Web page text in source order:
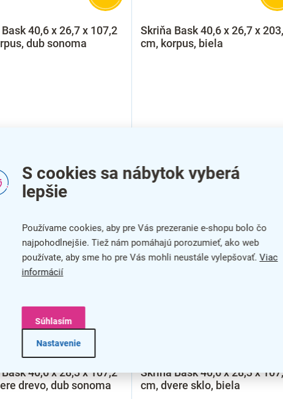
S cookies sa nábytok vyberá
lepšie
Používame cookies, aby pre Vás prezeranie e-shopu bolo čo
najpohodlnejšie. Tiež nám pomáhajú porozumieť, ako web
používate, aby sme ho pre Vás mohli neustále vylepšovať.Viac
informácií
Nastavenie
Súhlasím
40,6 x 26,7 x 107,2
dub sonoma
Skriňa Bask 40,6 x 26,7 x
cm, korpus, biela
40,6 x 28,3 x 107,2
drevo, dub sonoma
Skriňa Bask 40,6 x 28,3 x
cm, dvere sklo, biela